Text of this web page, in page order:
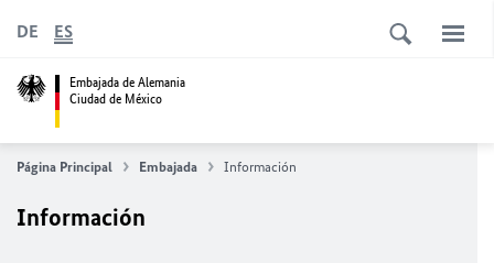
Embajada de Alemania
Ciudad de México
DE ES
Página Principal Embajada Información
Información